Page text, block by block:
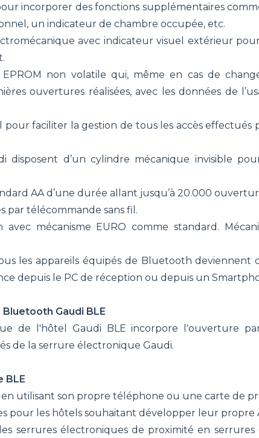
incorporer des fonctions supplémentaires
un indicateur de chambre occupée, etc.
avec indicateur visuel extérieur
non volatile qui, même en cas de
ouvertures réalisées, avec les données de
pour faciliter la gestion de tous les accès effectués
disposent d’un cylindre mécanique invisible
AA d’une durée allant jusqu’à 20.000
par télécommande sans fil.
mécanisme EURO comme standard.
les appareils équipés de Bluetooth deviennent
depuis le PC de réception ou depuis un
Gaudi BLE
de l'hôtel Gaudi BLE incorpore l'ouverture
de la serrure électronique Gaudi.
BLE
en utilisant son propre téléphone ou une carte de
pour les hôtels souhaitant développer leur propre
serrures électroniques de proximité en serrures